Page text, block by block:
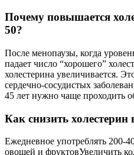
Почему повышается
50?
После менопаузы, когда
падает число “хорошего”
холестерина увеличивается.
сердечно-сосудистых
45 лет нужно чаще проходить
Как снизить
Ежедневное употреблять 200-
овощей и фруктовУвеличить